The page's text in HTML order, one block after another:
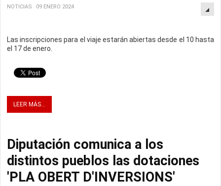
NOTICIAS 09 ENERO 2024
Las inscripciones para el viaje estarán abiertas desde el 10 hasta
el 17 de enero.
LEER MÁS...
Diputación comunica a los
distintos pueblos las dotaciones
'PLA OBERT D'INVERSIONS'